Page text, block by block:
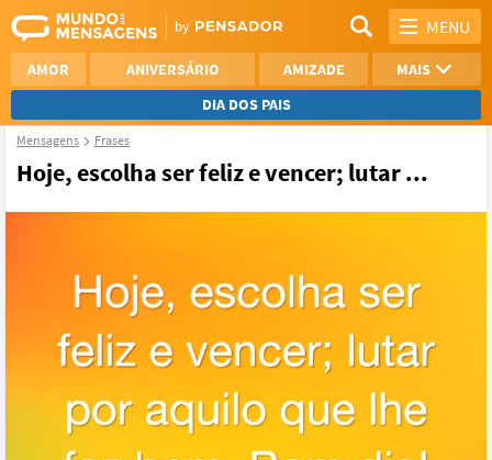
MENU
AMOR ANIVERSÁRIO AMIZADE
MAIS
DIA DOS PAIS
REFLEXÃO
AGRADECIMENTO
Mensagens Frases
Hoje, escolha ser feliz e vencer; lutar ...